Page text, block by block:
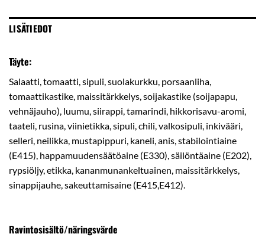
LISÄTIEDOT
Täyte:
Salaatti, tomaatti, sipuli, suolakurkku, porsaanliha,
tomaattikastike, maissitärkkelys, soijakastike (soijapapu,
vehnäjauho), luumu, siirappi, tamarindi, hikkorisavu-aromi,
taateli, rusina, viinietikka, sipuli, chili, valkosipuli, inkivääri,
selleri, neilikka, mustapippuri, kaneli, anis, stabilointiaine
(E415), happamuudensäätöaine (E330), säilöntäaine (E202),
rypsiöljy, etikka, kananmunankeltuainen, maissitärkkelys,
sinappijauhe, sakeuttamisaine (E415,E412).
Ravintosisältö/näringsvärde